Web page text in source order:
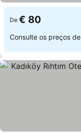
De € 80
Consulte os preços de